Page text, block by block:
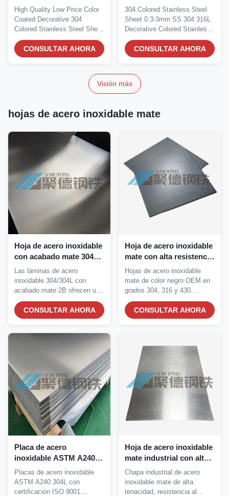
decorativa recubierta de
color de alta calidad y
bajo precio para
fabricación de
maquinaria
High Quality Low Price Color
Coated Decorative 304
Colored Stainless Steel Sheet
Plate For...
CONSULTAR AHORA
mm Ss 304 316L Placa
decorativa de acero
inoxidable de color
304 Colored Stainless Steel
Sheet 0.3-3mm SS 304 316L
Decorative Colored Stainless
Steel Plate...
CONSULTAR AHORA
Visión más
hojas de acero inoxidable mate
Hoja de acero inoxidable
con acabado mate 304
304L y placa SS con
propiedades
antioxidantes y flexibles
2B
Las láminas de acero
inoxidable 304/304L con
acabado mate 2B ofrecen una
resistencia superior a...
CONSULTAR AHORA
Hoja de acero inoxidable
mate con alta resistencia
a la corrosión para
aplicaciones decorativas
Hojas de acero inoxidable
mate de color negro OEM en
grados 304, 316 y 430.
Presenta resistencia...
CONSULTAR AHORA
Placa de acero
inoxidable ASTM A240
304L con alta resistencia
a la corrosión para
aplicaciones laminadas
Placas de acero inoxidable
ASTM A240 304L con
certificación ISO 9001.
Hoja de acero inoxidable
mate industrial con alta
dureza resistente a los
arañazos para la
fabricación de gabinetes
Chapa industrial de acero
inoxidable mate de alta
tenacidad, resistencia al